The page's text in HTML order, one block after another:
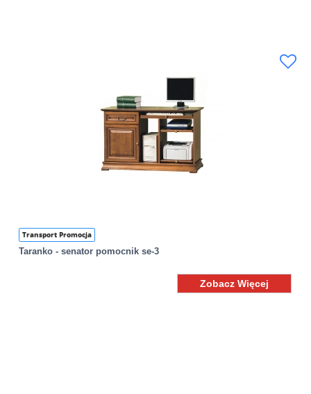
Transport Promocja
Taranko - senator pomocnik se-3
Zobacz Więcej